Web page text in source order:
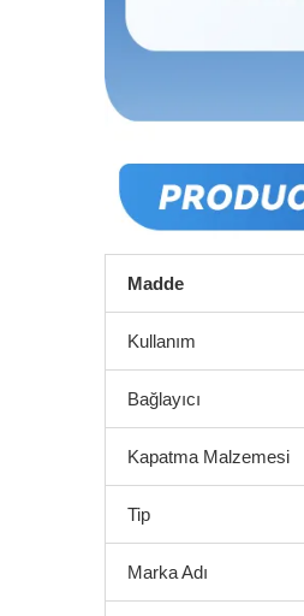
Madde
Kullanım
Bağlayıcı
Kapatma Malzemesi
Tip
Marka Adı